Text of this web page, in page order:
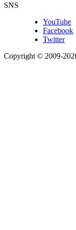
SNS
YouTube
Facebook
Twitter
Copyright © 2009-